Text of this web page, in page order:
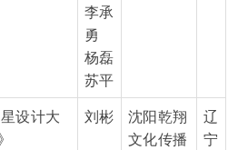
李承
勇
杨磊
苏平
设计大
刘彬
沈阳乾翔
文化传播
辽
宁